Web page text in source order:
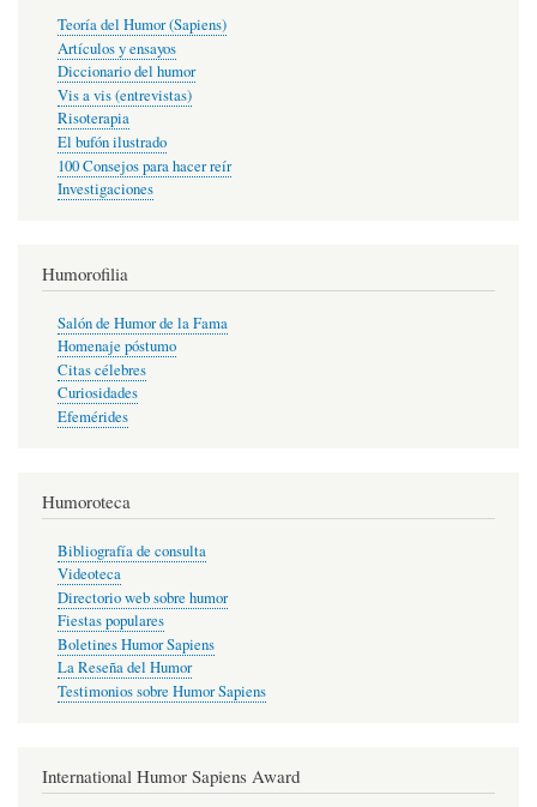
Teoría del Humor (Sapiens)
Artículos y ensayos
Diccionario del humor
Vis a vis (entrevistas)
Risoterapia
El bufón ilustrado
100 Consejos para hacer reír
Investigaciones
Humorofilia
Salón de Humor de la Fama
Homenaje póstumo
Citas célebres
Curiosidades
Efemérides
Humoroteca
Bibliografía de consulta
Videoteca
Directorio web sobre humor
Fiestas populares
Boletines Humor Sapiens
La Reseña del Humor
Testimonios sobre Humor Sapiens
International Humor Sapiens Award